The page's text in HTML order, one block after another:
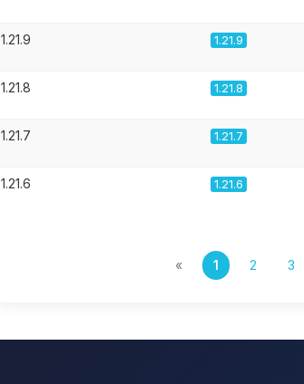
1.21.9 1.21.9
1.21.8 1.21.8
1.21.7 1.21.7
1.21.6 1.21.6
« 1 2 3